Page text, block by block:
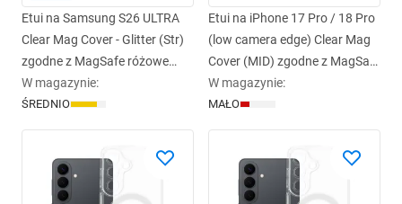
Etui na Samsung S26 ULTRA
Clear Mag Cover - Glitter (Str)
zgodne z MagSafe różowe
glitter
W magazynie:
ŚREDNIO
Etui na iPhone 17 Pro / 18 Pro
(low camera edge) Clear Mag
Cover (MID) zgodne z MagSafe
transparentne
W magazynie:
MAŁO